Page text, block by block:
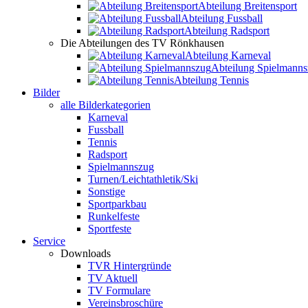
Abteilung Breitensport
Abteilung Fussball
Abteilung Radsport
Die Abteilungen des TV Rönkhausen
Abteilung Karneval
Abteilung
Abteilung Tennis
Bilder
alle Bilderkategorien
Karneval
Fussball
Tennis
Radsport
Spielmannszug
Turnen/Leichtathletik/Ski
Sonstige
Sportparkbau
Runkelfeste
Sportfeste
Service
Downloads
TVR Hintergründe
TV Aktuell
TV Formulare
Vereinsbroschüre